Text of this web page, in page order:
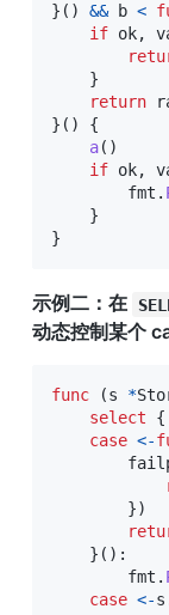
} ( ) && b <
if ok,
}
return
} ( )
{
a( )
if ok,
        fmt
.
}
}
示例二：在
动态控制某个
func (s *
select
{
case <-
})
} ( ) :
        fmt
.
case <-s